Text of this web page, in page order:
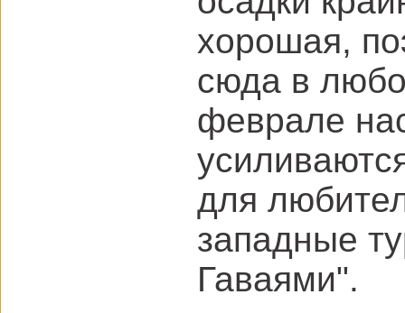
хорошая,
сюда в
феврале
для
западные
Гаваями".